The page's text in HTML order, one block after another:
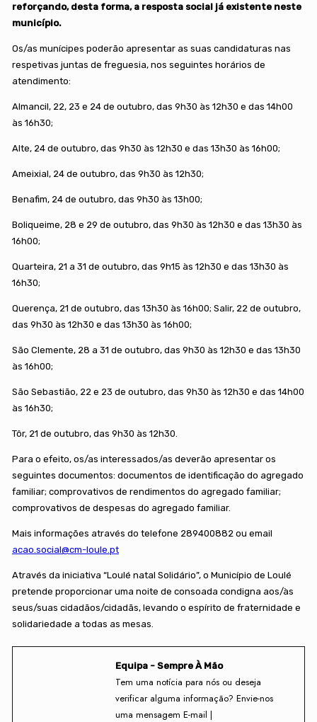
reforçando, desta forma, a resposta social já existente neste
município.
Os/as munícipes poderão apresentar as suas candidaturas nas
respetivas juntas de freguesia, nos seguintes horários de
atendimento:
Almancil, 22, 23 e 24 de outubro, das 9h30 às 12h30 e das 14h00
às 16h30;
Alte, 24 de outubro, das 9h30 às 12h30 e das 13h30 às 16h00;
Ameixial, 24 de outubro, das 9h30 às 12h30;
Benafim, 24 de outubro, das 9h30 às 13h00;
Boliqueime, 28 e 29 de outubro, das 9h30 às 12h30 e das 13h30 às
16h00;
Quarteira, 21 a 31 de outubro, das 9h15 às 12h30 e das 13h30 às
16h30;
Querença, 21 de outubro, das 13h30 às 16h00; Salir, 22 de outubro,
das 9h30 às 12h30 e das 13h30 às 16h00;
São Clemente, 28 a 31 de outubro, das 9h30 às 12h30 e das 13h30
às 16h00;
São Sebastião, 22 e 23 de outubro, das 9h30 às 12h30 e das 14h00
às 16h30;
Tôr, 21 de outubro, das 9h30 às 12h30.
Para o efeito, os/as interessados/as deverão apresentar os
seguintes documentos: documentos de identificação do agregado
familiar; comprovativos de rendimentos do agregado familiar;
comprovativos de despesas do agregado familiar.
Mais informações através do telefone 289400882 ou email
acao.social@cm-loule.pt
Através da iniciativa “Loulé natal Solidário”, o Município de Loulé
pretende proporcionar uma noite de consoada condigna aos/às
seus/suas cidadãos/cidadãs, levando o espírito de fraternidade e
solidariedade a todas as mesas.
Equipa - Sempre À Mão
Tem uma notícia para nós ou deseja
verificar alguma informação? Envie-nos
uma mensagem E-mail |